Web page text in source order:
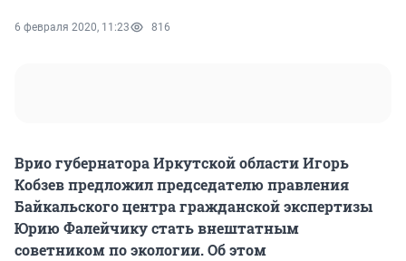
6 февраля 2020, 11:23 816
Врио губернатора Иркутской области Игорь
Кобзев предложил председателю правления
Байкальского центра гражданской экспертизы
Юрию Фалейчику стать внештатным
советником по экологии. Об этом